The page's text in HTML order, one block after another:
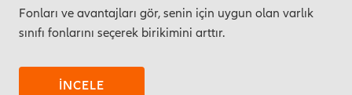
Fonları ve avantajları gör, senin için uygun olan varlık
sınıfı fonlarını seçerek birikimini arttır.
İNCELE